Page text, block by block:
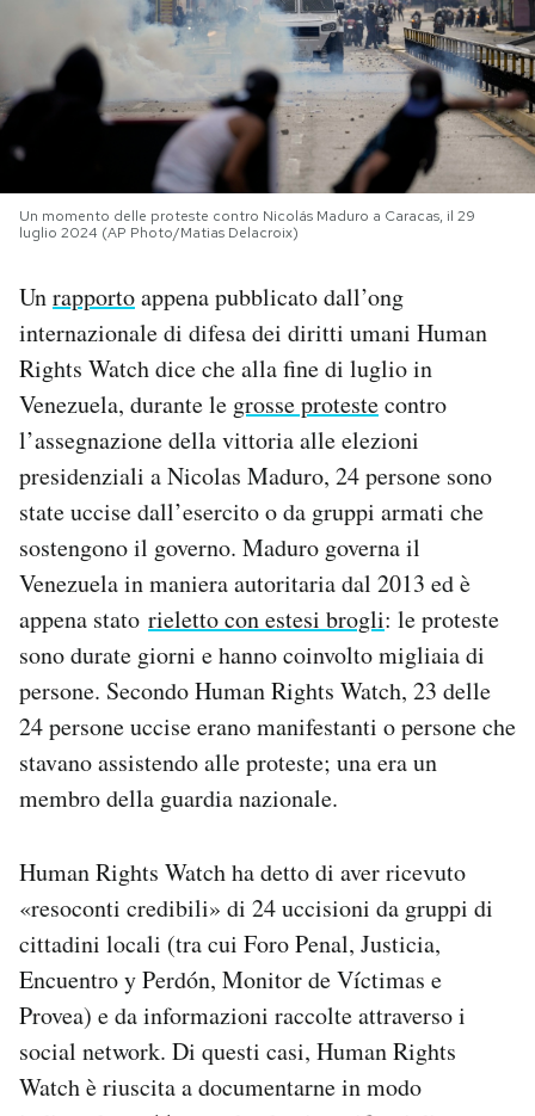
NEWSLETTER
I MIEI PREFERITI
SHOP
CALENDARIO
AREA PERSONALE
Area Personale
Newsletter
Notifiche mobile
Regala il Post
Hai bisogno di aiuto?
Esci
Un momento delle proteste contro Nicolás Maduro a Caracas, il 29
luglio 2024 (AP Photo/Matias Delacroix)
Unrapportoappena pubblicato dall’ong
internazionale di difesa dei diritti umani Human
Rights Watch dice che alla fine di luglio in
Venezuela, durante le grosse protestecontro
l’assegnazione della vittoria alle elezioni
presidenziali a Nicolas Maduro, 24 persone sono
state uccise dall’esercito o da gruppi armati che
sostengono il governo. Maduro governa il
Venezuela in maniera autoritaria dal 2013 ed è
appena stato rieletto con estesi brogli: le proteste
sono durate giorni e hanno coinvolto migliaia di
persone. Secondo Human Rights Watch, 23 delle
24 persone uccise erano manifestanti o persone che
stavano assistendo alle proteste; una era un
membro della guardia nazionale.
Human Rights Watch ha detto di aver ricevuto
«resoconti credibili» di 24 uccisioni da gruppi di
cittadini locali (tra cui Foro Penal, Justicia,
Encuentro y Perdón, Monitor de Víctimas e
Provea) e da informazioni raccolte attraverso i
social network. Di questi casi, Human Rights
Watch è riuscita a documentarne in modo